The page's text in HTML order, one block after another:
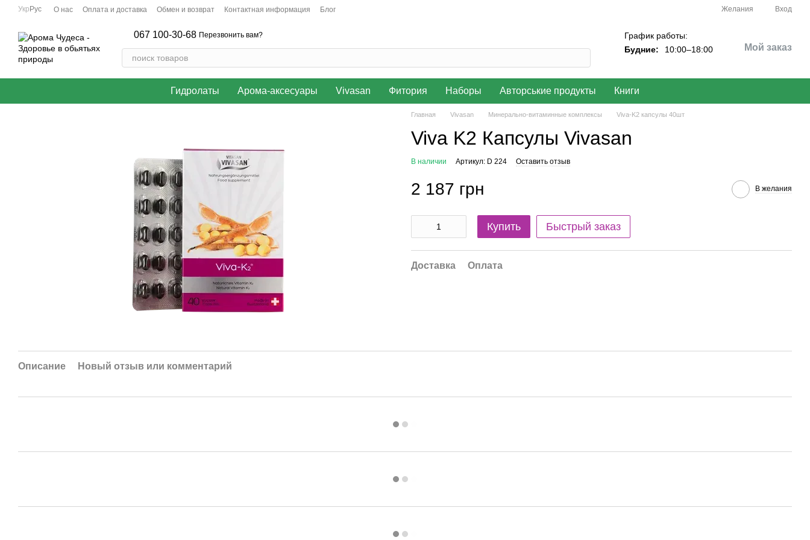
Перейти к основному контенту
Укр Рус О нас Оплата и доставка Обмен и возврат Контактная информация Блог Желания Вход
067 100-30-68 Перезвонить вам?
График работы:
Будние:
10:00–18:00 Мой заказ
Гидролаты Арома-аксесуары Vivasan Фитория Наборы Авторськие продукты Книги
Главная Vivasan Минерально-витаминные комплексы Viva-K2 капсулы 40шт
Viva K2 Капсулы Vivasan
В наличии Артикул: D 224 Оставить отзыв
2 187 грн В желания
Купить Быстрый заказ
Доставка Оплата
Описание Новый отзыв или комментарий